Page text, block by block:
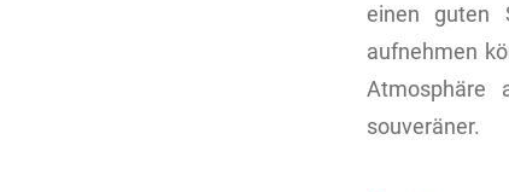
einen guten
aufnehmen
Atmosphäre
souveräner.